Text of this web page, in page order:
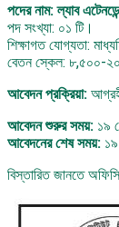
পদের নাম: ল্যাব
পদ সংখ্যা: ০১ টি।
শিক্ষাগত যোগ্যতা:
বেতন স্কেল: ৮,৫০০-
আবেদন প্রক্রিয়া:
আবেদন শুরুর সময়: ১৯
আবেদনের শেষ সময়:
বিস্তারিত জানতে